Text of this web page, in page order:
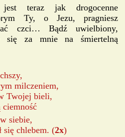
teraz jak drogocenne
Ty, o Jezu, pragniesz
czci… Bądź uwielbiony,
się za mnie na śmiertelną
milczeniem,
bieli,
siebie,
chlebem. (2x)